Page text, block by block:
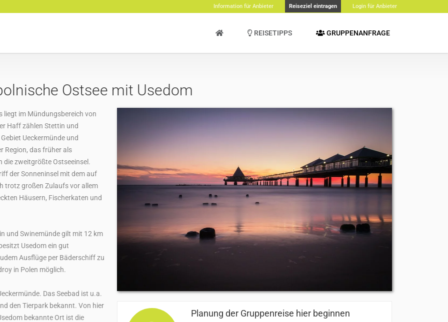
Information für Anbieter Reiseziel eintragen Login für Anbieter
REISETIPPS GRUPPENANFRAGE
Ostsee mit Usedom
liegt im Mündungsbereich von
Haff zählen Stettin und
Ueckermünde und
Region, das früher als
die zweitgrößte Ostseeinsel.
der Sonneninsel mit dem auf
trotz großen Zulaufs vor allem
Häusern, Fischerkaten und
und Swinemünde gilt mit 12 km
Usedom ein gut
Ausflüge per Bäderschiff zu
in Polen möglich.
Das Seebad ist u.a.
den Tierpark bekannt. Von hier
bekannte Ort ist die
Planung der Gruppenreise hier beginnen​